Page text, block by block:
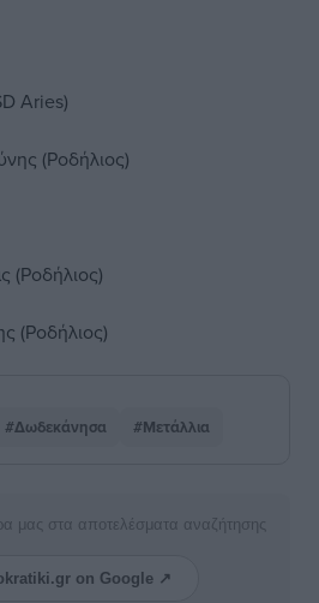
Aries)
(Ροδήλιος)
(Ροδήλιος)
(Ροδήλιος)
#Δωδεκάνησα #Μετάλλια
μας στα αποτελέσματα αναζήτησης
on Google ↗